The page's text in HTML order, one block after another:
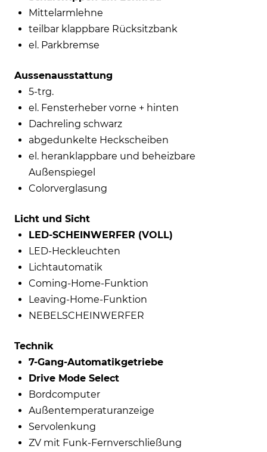
Mittelarmlehne
teilbar klappbare Rücksitzbank
el. Parkbremse
Aussenausstattung
5-trg.
el. Fensterheber vorne + hinten
Dachreling schwarz
abgedunkelte Heckscheiben
el. heranklappbare und beheizbare
Außenspiegel
Colorverglasung
Licht und Sicht
LED-SCHEINWERFER (VOLL)
LED-Heckleuchten
Lichtautomatik
Coming-Home-Funktion
Leaving-Home-Funktion
NEBELSCHEINWERFER
Technik
7-Gang-Automatikgetriebe
Drive Mode Select
Bordcomputer
Außentemperaturanzeige
Servolenkung
ZV mit Funk-Fernverschließung